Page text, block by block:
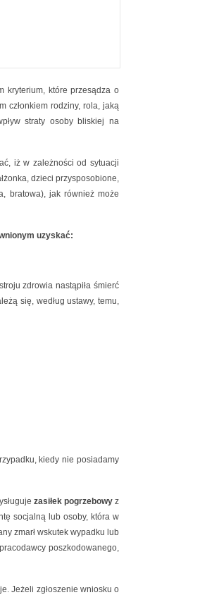
kryterium, które przesądza o
członkiem rodziny, rola, jaką
straty osoby bliskiej na
iż w zależności od sytuacji
dzieci przysposobione,
bratowa), jak również może
uzyskać:
zdrowia nastąpiła śmierć
się, według ustawy, temu,
kiedy nie posiadamy
zasiłek pogrzebowyz
socjalną lub osoby, która w
zmarł wskutek wypadku lub
poszkodowanego,
Jeżeli zgłoszenie wniosku o